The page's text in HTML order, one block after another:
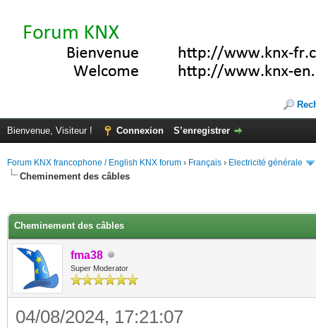
Bienvenue, Visiteur ! Connexion S’enregistrer
Forum KNX francophone / English KNX forum › Français › Electricité générale
Cheminement des câbles
Cheminement des câbles
fma38
Super Moderator
04/08/2024, 17:21:07